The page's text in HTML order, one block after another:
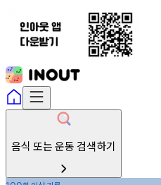
음식 또는 운동 검색하기